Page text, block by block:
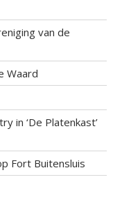
van de
Waard
in ‘De Platenkast’
Fort Buitensluis